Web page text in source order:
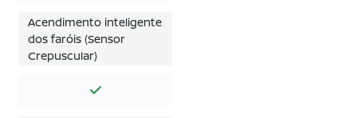
Acendimento inteligente
dos faróis (Sensor
Crepuscular)